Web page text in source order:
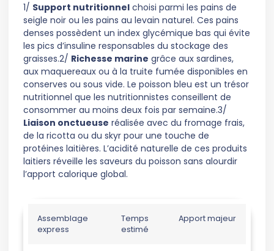
1/ Support nutritionnel choisi parmi les pains de
seigle noir ou les pains au levain naturel. Ces pains
denses possèdent un index glycémique bas qui évite
les pics d’insuline responsables du stockage des
graisses.2/ Richesse marine grâce aux sardines,
aux maquereaux ou à la truite fumée disponibles en
conserves ou sous vide. Le poisson bleu est un trésor
nutritionnel que les nutritionnistes conseillent de
consommer au moins deux fois par semaine.3/
Liaison onctueuse réalisée avec du fromage frais,
de la ricotta ou du skyr pour une touche de
protéines laitières. L’acidité naturelle de ces produits
laitiers réveille les saveurs du poisson sans alourdir
l’apport calorique global.
Assemblage
express
Temps
estimé
Apport majeur